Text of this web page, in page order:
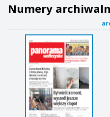
Numery